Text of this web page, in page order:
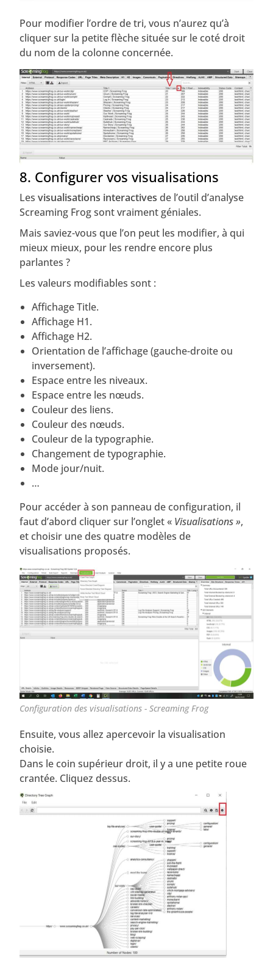
Pour modifier l’ordre de tri, vous n’aurez qu’à
cliquer sur la petite flèche située sur le coté droit
du nom de la colonne concernée.
8. Configurer vos visualisations
Lesvisualisations interactives de l’outil d’analyse
Screaming Frog sont vraiment géniales.
Mais saviez-vous que l’on peut les modifier, à qui
mieux mieux, pour les rendre encore plus
parlantes ?
Les valeurs modifiables sont :
Affichage Title.
Affichage H1.
Affichage H2.
Orientation de l’affichage (gauche-droite ou
inversement).
Espace entre les niveaux.
Espace entre les nœuds.
Couleur des liens.
Couleur des nœuds.
Couleur de la typographie.
Changement de typographie.
Mode jour/nuit.
…
Pour accéder à son panneau de configuration, il
faut d’abord cliquer sur l’onglet « Visualisations »,
et choisir une des quatre modèles de
visualisations proposés.
Configuration des visualisations - Screaming Frog
Ensuite, vous allez apercevoir la visualisation
choisie.
Dans le coin supérieur droit, il y a une petite roue
crantée. Cliquez dessus.